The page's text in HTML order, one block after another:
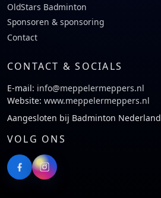
OldStars Badminton
Sponsoren & sponsoring
Contact
CONTACT & SOCIALS
E-mail: info@meppelermeppers.nl
Website: www.meppelermeppers.nl
Aangesloten bij Badminton Nederland
VOLG ONS